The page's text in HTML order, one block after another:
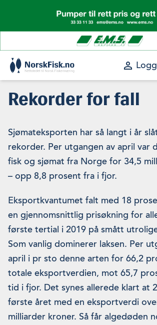
content
perm_identity
Rekorder for fall
Sjømateksporten har så langt i år
rekorder. Per utgangen av april var
fisk og sjømat fra Norge for 34,5
– opp 8,8 prosent fra i fjor.
Eksportkvantumet falt med 18
en gjennomsnittlig prisøkning for
første tertial i 2019 på smått
Som vanlig dominerer laksen. Per
april i pr sto denne arten for 66,2
totale eksportverdien, mot 65,7
tid i fjor. Det synes allerede klart at
første året med en eksportverdi
milliarder kroner. Så får algedøden